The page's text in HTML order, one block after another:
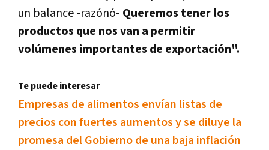
un balance -razónó- Queremos tener los
productos que nos van a permitir
volúmenes importantes de exportación".
Te puede interesar
Empresas de alimentos enví­an listas de
precios con fuertes aumentos y se diluye la
promesa del Gobierno de una baja inflación